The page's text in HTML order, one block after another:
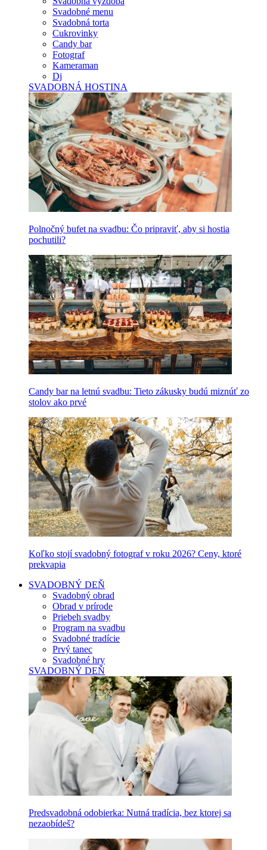
Svadobné menu
Svadobná torta
Cukrovinky
Candy bar
Fotograf
Kameraman
Dj
SVADOBNÁ HOSTINA
Polnočný bufet na svadbu: Čo pripraviť, aby si hostia
pochutili?
Candy bar na letnú svadbu: Tieto zákusky budú miznúť zo
stolov ako prvé
Koľko stojí svadobný fotograf v roku 2026? Ceny, ktoré
prekvapia
SVADOBNÝ DEŇ
Svadobný obrad
Obrad v prírode
Priebeh svadby
Program na svadbu
Svadobné tradície
Prvý tanec
Svadobné hry
SVADOBNÝ DEŇ
Predsvadobná odobierka: Nutná tradícia, bez ktorej sa
nezaobídeš?